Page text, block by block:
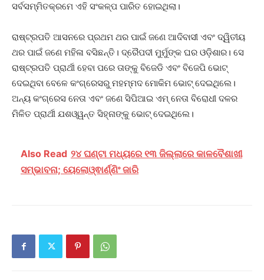
ସର୍ବସମ୍ମିତକ୍ରମେ ଏହି ସଂକଳ୍ପ ପାରିତ ହୋଇଥିଲା।
ରାଷ୍ଟ୍ରପତି ଆସନରେ ପ୍ରଥମ ଥର ପାଇଁ ଜଣେ ଆଦିବାସୀ ଏବଂ ଦ୍ୱିତୀୟ
ଥର ପାଇଁ ଜଣେ ମହିଳା ବସିଛନ୍ତି। ଦ୍ରୈପଦୀ ମୁର୍ମୁଙ୍କ ଘର ଓଡ଼ିଶାର। ସେ
ରାଷ୍ଟ୍ରପତି ପ୍ରାର୍ଥୀ ହେବା ପରେ ତାଙ୍କୁ ବିଜେଡି ଏବଂ ବିଜେପି ଭୋଟ୍
ଦେଇଥିବା ବେଳେ କଂଗ୍ରେସରୁ ମହମ୍ମଦ ମୋକିମ ଭୋଟ୍ ଦେଇଥିଲେ।
ଅନ୍ୟ କଂଗ୍ରେସ ନେତା ଏବଂ ଜଣେ ସିପିଆଇ ଏମ୍ ନେତା ବିରୋଧୀ ଦଳର
ମିଳିତ ପ୍ରାର୍ଥୀ ଯଶଓ୍ୱନ୍ତ ସିହ୍ନାଙ୍କୁ ଭୋଟ୍ ଦେଇଥିଲେ।
Also Read ୨୪ ଘଣ୍ଟା ମଧ୍ୟରେ ୧୩ ଜିଲ୍ଲାରେ କାଳବୈଶାଖୀ
ସମ୍ଭାବନା; ୟେଲୋଓ୍ଵାର୍ଣ୍ଣିଂ ଜାରି